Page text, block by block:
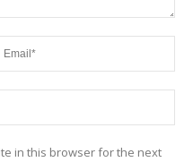
in this browser for the next